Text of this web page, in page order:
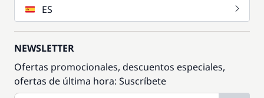
ES
NEWSLETTER
Ofertas promocionales, descuentos especiales,
ofertas de última hora: Suscríbete